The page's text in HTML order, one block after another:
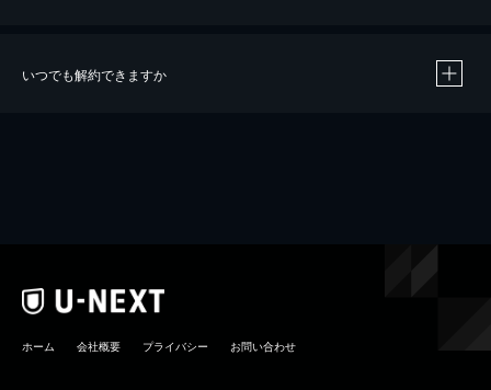
いつでも解約できますか
ホーム 会社概要 プライバシー お問い合わせ